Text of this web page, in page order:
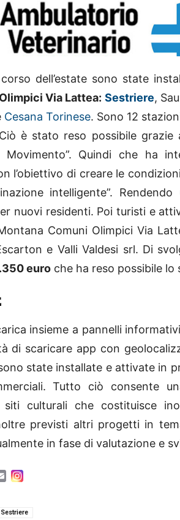
corso dell’estate sono state
Via Lattea: Sestriere,
Cesana Torinese. Sono 12
è stato reso possibile
Movimento”. Quindi che ha
l’obiettivo di creare le
intelligente”.
nuovi residenti. Poi turisti e
Comuni Olimpici Via
e Valli Valdesi srl. Di
euro che ha reso possibile
insieme a pannelli
di scaricare app con
state installate e attivate in
Tutto ciò consente
culturali che costituisce
previsti altri progetti in
in fase di valutazione e
E
i
Sestriere